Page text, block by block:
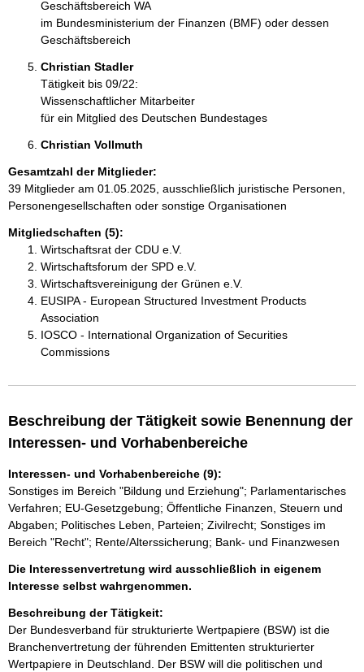
Geschäftsbereich WA
im Bundesministerium der Finanzen (BMF) oder dessen
Geschäftsbereich
Christian Stadler
Tätigkeit bis 09/22:
Wissenschaftlicher Mitarbeiter
für ein Mitglied des Deutschen Bundestages
Christian Vollmuth
Gesamtzahl der Mitglieder:
39 Mitglieder am 01.05.2025, ausschließlich juristische Personen,
Personengesellschaften oder sonstige Organisationen
Mitgliedschaften (5):
Wirtschaftsrat der CDU e.V.
Wirtschaftsforum der SPD e.V.
Wirtschaftsvereinigung der Grünen e.V.
EUSIPA - European Structured Investment Products
Association
IOSCO - International Organization of Securities
Commissions
Beschreibung der Tätigkeit sowie Benennung der
Interessen- und Vorhabenbereiche
Interessen- und Vorhabenbereiche (9):
Sonstiges im Bereich "Bildung und Erziehung"; Parlamentarisches
Verfahren; EU-Gesetzgebung; Öffentliche Finanzen, Steuern und
Abgaben; Politisches Leben, Parteien; Zivilrecht; Sonstiges im
Bereich "Recht"; Rente/Alterssicherung; Bank- und Finanzwesen
Die Interessenvertretung wird ausschließlich in eigenem
Interesse selbst wahrgenommen.
Beschreibung der Tätigkeit:
Der Bundesverband für strukturierte Wertpapiere (BSW) ist die
Branchenvertretung der führenden Emittenten strukturierter
Wertpapiere in Deutschland. Der BSW will die politischen und